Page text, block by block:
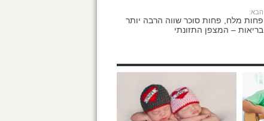
הבא:
פחות מלח, פחות סוכר שווה הרבה יותר
בריאות – המצפן התזונתי